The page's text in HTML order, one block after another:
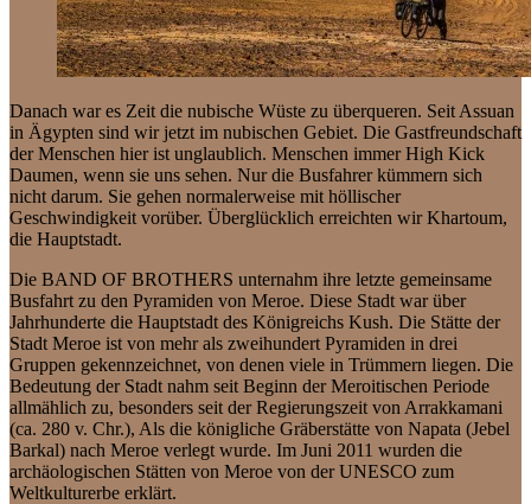
Danach war es Zeit die nubische Wüste zu überqueren. Seit Assuan
in Ägypten sind wir jetzt im nubischen Gebiet. Die Gastfreundschaft
der Menschen hier ist unglaublich. Menschen immer High Kick
Daumen, wenn sie uns sehen. Nur die Busfahrer kümmern sich
nicht darum. Sie gehen normalerweise mit höllischer
Geschwindigkeit vorüber. Überglücklich erreichten wir Khartoum,
die Hauptstadt.
Die BAND OF BROTHERS unternahm ihre letzte gemeinsame
Busfahrt zu den Pyramiden von Meroe. Diese Stadt war über
Jahrhunderte die Hauptstadt des Königreichs Kush. Die Stätte der
Stadt Meroe ist von mehr als zweihundert Pyramiden in drei
Gruppen gekennzeichnet, von denen viele in Trümmern liegen. Die
Bedeutung der Stadt nahm seit Beginn der Meroitischen Periode
allmählich zu, besonders seit der Regierungszeit von Arrakkamani
(ca. 280 v. Chr.), Als die königliche Gräberstätte von Napata (Jebel
Barkal) nach Meroe verlegt wurde. Im Juni 2011 wurden die
archäologischen Stätten von Meroe von der UNESCO zum
Weltkulturerbe erklärt.